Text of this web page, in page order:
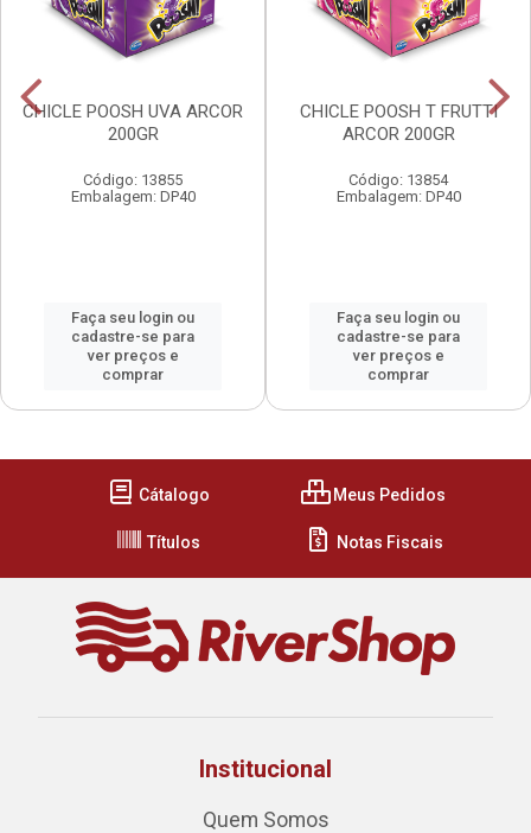
CHICLE POOSH UVA ARCOR
200GR
Código: 13855
Embalagem: DP40
Faça seu login ou
cadastre-se para
ver preços e
comprar
CHICLE POOSH T FRUTTI
ARCOR 200GR
Código: 13854
Embalagem: DP40
Faça seu login ou
cadastre-se para
ver preços e
comprar
Cátalogo Meus Pedidos
Títulos Notas Fiscais
Institucional
Quem Somos